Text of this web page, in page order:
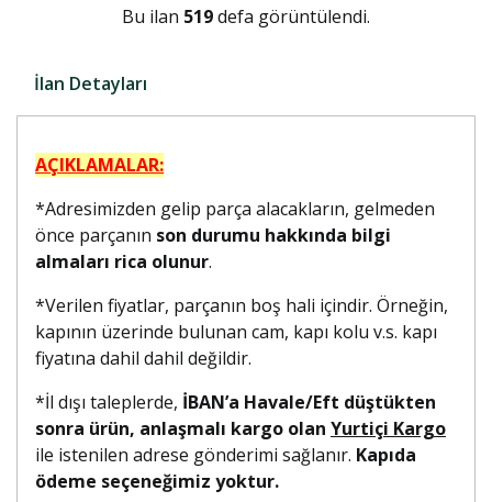
Bu ilan 519defa görüntülendi.
İlan Detayları
AÇIKLAMALAR:
*Adresimizden gelip parça alacakların, gelmeden
önce parçanın son durumu hakkında bilgi
almaları rica olunur.
*Verilen fiyatlar, parçanın boş hali içindir. Örneğin,
kapının üzerinde bulunan cam, kapı kolu v.s. kapı
fiyatına dahil dahil değildir.
*İl dışı taleplerde, İBAN’a Havale/Eft düştükten
sonra ürün, anlaşmalı kargo olan Yurtiçi Kargo
ile istenilen adrese gönderimi sağlanır. Kapıda
ödeme seçeneğimiz yoktur.